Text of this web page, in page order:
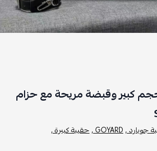
كبير وقبضة مريحة مع حزام
جويارد ,GOYARD , حقيبة كبيرة ,